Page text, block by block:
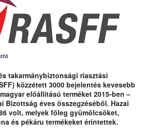
takarmánybiztonsági riasztási
közzétett 3000 bejelentés kevesebb
előállítású terméket 2015-ben –
Bizottság éves összegzéséből. Hazai
volt, melyek főleg gyümölcsöket,
és pékáru termékeket érintettek.